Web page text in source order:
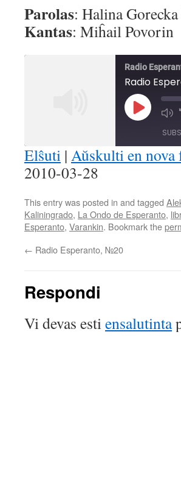
Parolas: Halina
Kantas: Miĥail Povorin
Radio
Radio
Play
Episode
SHARE
LINK
EMBED
Elŝuti | Aŭskulti en nova
2010-03-28
This entry was posted in and tagged
Kaliningrado, La Ondo de Esperanto,
Esperanto, Varankin. Bookmark the
← Radio Esperanto, №20
Respondi
Vi devas estiensalutinta